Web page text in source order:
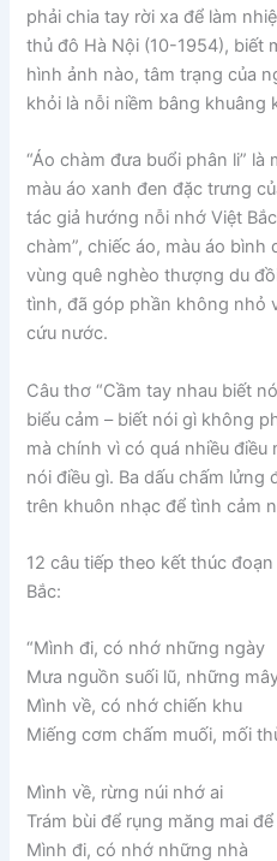
phải chia tay rời xa để làm
thủ đô Hà Nội (10-1954), biết
hình ảnh nào, tâm trạng của
khỏi là nỗi niềm bâng khuâng
“Áo chàm đưa buổi phân li” là
màu áo xanh đen đặc trưng
tác giả hướng nỗi nhớ Việt
chàm”, chiếc áo, màu áo bình
vùng quê nghèo thượng du
tình, đã góp phần không nhỏ
cứu nước.
Câu thơ “Cầm tay nhau biết
biểu cảm – biết nói gì không
mà chính vì có quá nhiều
nói điều gì. Ba dấu chấm lửng
trên khuôn nhạc để tình cảm
12 câu tiếp theo kết thúc
Bắc:
“Mình đi, có nhớ những ngày
Mưa nguồn suối lũ, những
Mình về, có nhớ chiến khu
Miếng cơm chấm muối, mối
Mình về, rừng núi nhớ ai
Trám bùi để rụng măng mai để
Mình đi, có nhớ những nhà